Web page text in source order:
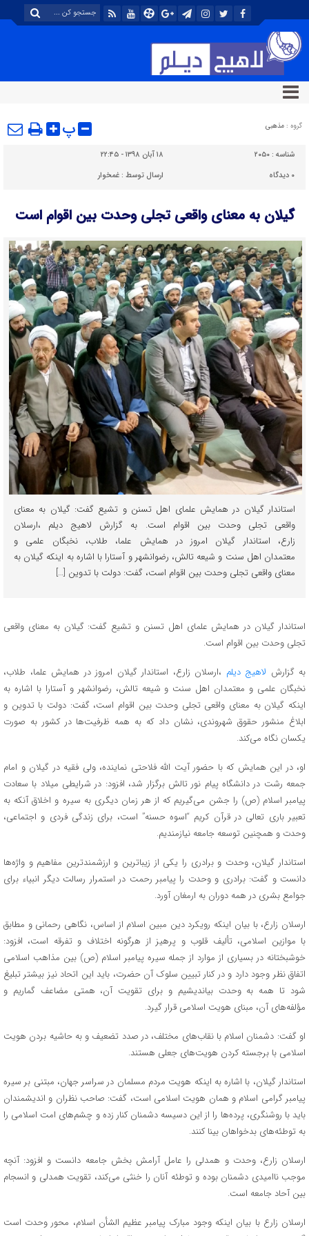
گروه : مذهبی پ
شناسه : ۲۰۵۰
۱۸ آبان ۱۳۹۸ - ۲۲:۴۵
۰ دیدگاه ارسال توسط :غمخوار
گیلان به معنای واقعی تجلی وحدت بین اقوام است
استاندار گیلان در همایش علمای اهل تسنن و تشیع گفت: گیلان به معنای
واقعی تجلی وحدت بین اقوام است. به گزارش لاهیج دیلم ،ارسلان
زارع، استاندار گیلان امروز در همایش علما، طلاب، نخبگان علمی و
معتمدان اهل سنت و شیعه تالش، رضوانشهر و آستارا با اشاره به اینکه گیلان به
معنای واقعی تجلی وحدت بین اقوام است، گفت: دولت با تدوین […]
استاندار گیلان در همایش علمای اهل تسنن و تشیع گفت: گیلان به معنای واقعی
تجلی وحدت بین اقوام است.
به گزارش لاهیج دیلم ،ارسلان زارع، استاندار گیلان امروز در همایش علما، طلاب،
نخبگان علمی و معتمدان اهل سنت و شیعه تالش، رضوانشهر و آستارا با اشاره به
اینکه گیلان به معنای واقعی تجلی وحدت بین اقوام است، گفت: دولت با تدوین و
ابلاغ منشور حقوق شهروندی، نشان داد که به همه ظرفیت‌ها در کشور به صورت
یکسان نگاه می‌کند.
او، در این همایش که با حضور آیت الله فلاحتی نماینده، ولی فقیه در گیلان و امام
جمعه رشت در دانشگاه پیام نور تالش برگزار شد، افزود: در شرایطی میلاد با سعادت
پیامبر اسلام (ص) را جشن می‌گیریم که از هر زمان دیگری به سیره و اخلاق آنکه به
تعبیر باری تعالی در قرآن کریم “اسوه حسنه” است، برای زندگی فردی و اجتماعی،
وحدت و همچنین توسعه جامعه نیازمندیم.
استاندار گیلان، وحدت و برادری را یکی از زیباترین و ارزشمندترین مفاهیم و واژه‌ها
دانست و گفت: برادری و وحدت را پیامبر رحمت در استمرار رسالت دیگر انبیاء برای
جوامع بشری در همه دوران به ارمغان آورد.
ارسلان زارع، با بیان اینکه رویکرد دین مبین اسلام از اساس، نگاهی رحمانی و مطابق
با موازین اسلامی، تألیف قلوب و پرهیز از هرگونه اختلاف و تفرقه است، افزود:
خوشبختانه در بسیاری از موارد از جمله سیره پیامبر اسلام (ص) بین مذاهب اسلامی
اتفاق نظر وجود دارد و در کنار تبیین سلوک آن حضرت، باید این اتحاد نیز بیشتر تبلیغ
شود تا همه به وحدت بیاندیشیم و برای تقویت آن، همتی مضاعف گماریم و
مؤلفه‌های آن، مبنای هویت اسلامی قرار گیرد.
او گفت: دشمنان اسلام با نقاب‌های مختلف، در صدد تضعیف و به حاشیه بردن هویت
اسلامی با برجسته کردن هویت‌های جعلی هستند.
استاندار گیلان، با اشاره به اینکه هویت مردم مسلمان در سراسر جهان، مبتنی بر سیره
پیامبر گرامی اسلام و همان هویت اسلامی است، گفت: صاحب نظران و اندیشمندان
باید با روشنگری، پرده‌ها را از این دسیسه دشمنان کنار زده و چشم‌های امت اسلامی را
به توطئه‌های بدخواهان بینا کنند.
ارسلان زارع، وحدت و همدلی را عامل آرامش بخش جامعه دانست و افزود: آنچه
موجب ناامیدی دشمنان بوده و توطئه آنان را خنثی می‌کند، تقویت همدلی و انسجام
بین آحاد جامعه است.
ارسلان زارع با بیان اینکه وجود مبارک پیامبر عظیم الشأن اسلام، محور وحدت است